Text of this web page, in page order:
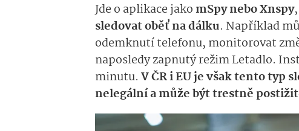
Jde o aplikace jako mSpy nebo Xnspy
sledovat oběť na dálku. Například
odemknutí telefonu, monitorovat
naposledy zapnutý režim Letadlo.
minutu. V ČR i EU je však tento typ
nelegální a může být trestně